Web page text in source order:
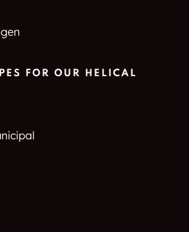
FOR OUR HELICAL